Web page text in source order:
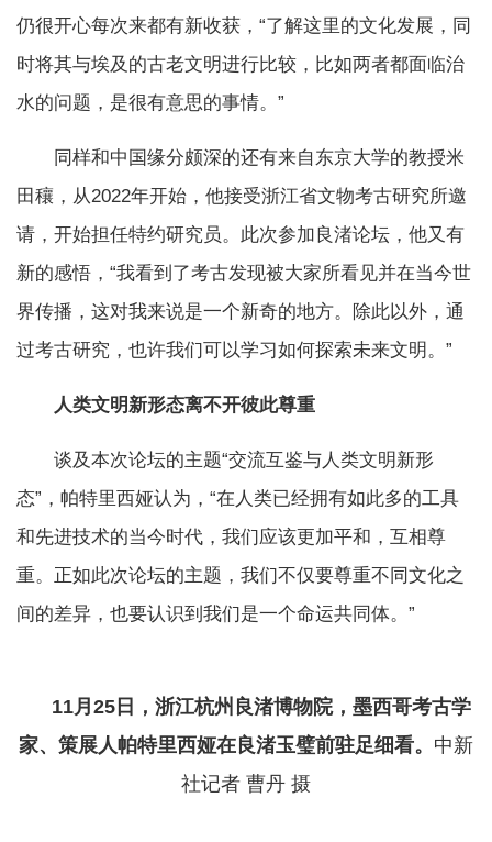
仍很开心每次来都有新收获，“了解这里的文化发展，同
时将其与埃及的古老文明进行比较，比如两者都面临治
水的问题，是很有意思的事情。”
同样和中国缘分颇深的还有来自东京大学的教授米
田穰，从2022年开始，他接受浙江省文物考古研究所邀
请，开始担任特约研究员。此次参加良渚论坛，他又有
新的感悟，“我看到了考古发现被大家所看见并在当今世
界传播，这对我来说是一个新奇的地方。除此以外，通
过考古研究，也许我们可以学习如何探索未来文明。”
人类文明新形态离不开彼此尊重
谈及本次论坛的主题“交流互鉴与人类文明新形
态”，帕特里西娅认为，“在人类已经拥有如此多的工具
和先进技术的当今时代，我们应该更加平和，互相尊
重。正如此次论坛的主题，我们不仅要尊重不同文化之
间的差异，也要认识到我们是一个命运共同体。”
11月25日，浙江杭州良渚博物院，墨西哥考古学
家、策展人帕特里西娅在良渚玉璧前驻足细看。 中新
社记者 曹丹 摄